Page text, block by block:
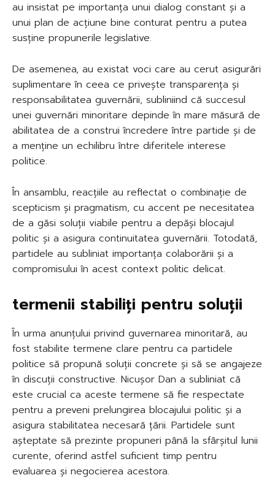
au insistat pe importanța unui dialog constant și a
unui plan de acțiune bine conturat pentru a putea
susține propunerile legislative.
De asemenea, au existat voci care au cerut asigurări
suplimentare în ceea ce privește transparența și
responsabilitatea guvernării, subliniind că succesul
unei guvernări minoritare depinde în mare măsură de
abilitatea de a construi încredere între partide și de
a menține un echilibru între diferitele interese
politice.
În ansamblu, reacțiile au reflectat o combinație de
scepticism și pragmatism, cu accent pe necesitatea
de a găsi soluții viabile pentru a depăși blocajul
politic și a asigura continuitatea guvernării. Totodată,
partidele au subliniat importanța colaborării și a
compromisului în acest context politic delicat.
termenii stabiliți pentru soluții
În urma anunțului privind guvernarea minoritară, au
fost stabilite termene clare pentru ca partidele
politice să propună soluții concrete și să se angajeze
în discuții constructive. Nicușor Dan a subliniat că
este crucial ca aceste termene să fie respectate
pentru a preveni prelungirea blocajului politic și a
asigura stabilitatea necesară țării. Partidele sunt
așteptate să prezinte propuneri până la sfârșitul lunii
curente, oferind astfel suficient timp pentru
evaluarea și negocierea acestora.